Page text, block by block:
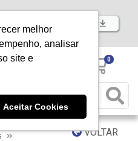
melhor
analisar
site e
Aceitar Cookies
Baixe já nosso APP
0
VOLTAR